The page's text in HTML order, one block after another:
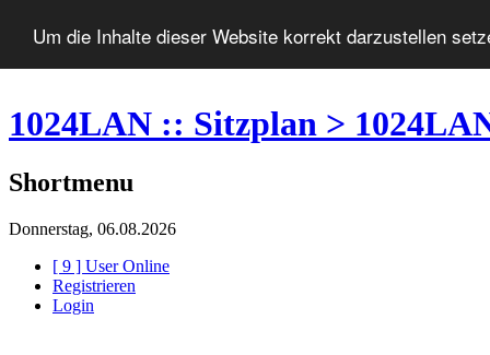
Um die Inhalte dieser Website korrekt darzustellen
1024LAN :: Sitzplan >
Shortmenu
Donnerstag, 06.08.2026
[ 9 ] User Online
Registrieren
Login